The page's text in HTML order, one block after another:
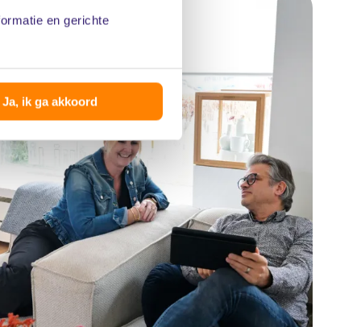
en gerichte
Ja, ik ga akkoord